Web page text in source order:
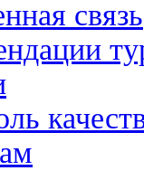
связь